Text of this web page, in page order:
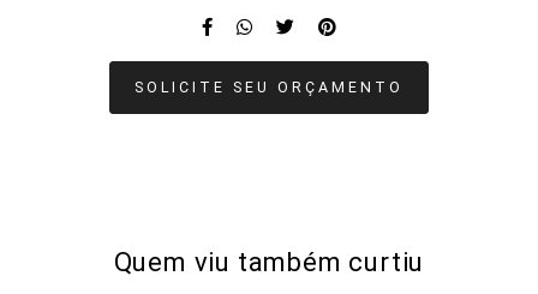
SOLICITE SEU ORÇAMENTO
Quem viu também curtiu